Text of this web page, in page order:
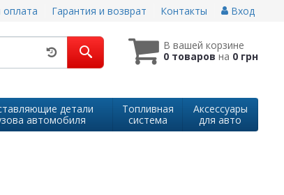
оплата Гарантия и возврат Контакты Вход
В вашей корзине
0 товаровна 0 грн
детали
автомобиля
Топливная
система
Аксессуары
для авто